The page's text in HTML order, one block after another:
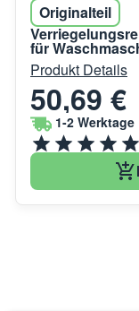
Originalteil
für
Produkt Details
50,69 €
1-2 Werktage